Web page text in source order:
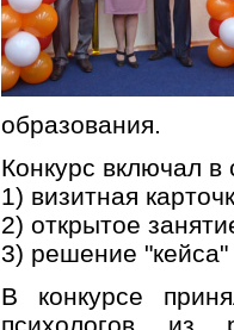
образования.
Конкурс включал в
1) визитная
2) открытое
3) решение "кейса"
В конкурсе
психологов из